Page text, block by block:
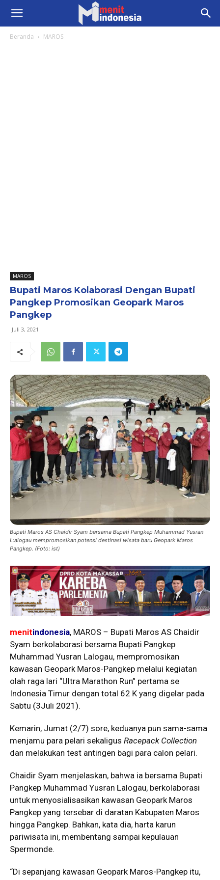
Beranda MAROS
MAROS
Bupati Maros Kolaborasi Dengan Bupati
Pangkep Promosikan Geopark Maros
Pangkep
Juli 3, 2021
Bupati Maros AS Chaidir Syam bersama Bupati Pangkep Muhammad Yusran
L:alogau mempromosikan potensi destinasi wisata baru Geopark Maros
Pangkep. (Foto: ist)
menitindonesia, MAROS – Bupati Maros AS Chaidir
Syam berkolaborasi bersama Bupati Pangkep
Muhammad Yusran Lalogau, mempromosikan
kawasan Geopark Maros-Pangkep melalui kegiatan
olah raga lari “Ultra Marathon Run” pertama se
Indonesia Timur dengan total 62 K yang digelar pada
Sabtu (3Juli 2021).
Kemarin, Jumat (2/7) sore, keduanya pun sama-sama
menjamu para pelari sekaligus Racepack Collection
dan melakukan test antingen bagi para calon pelari.
Chaidir Syam menjelaskan, bahwa ia bersama Bupati
Pangkep Muhammad Yusran Lalogau, berkolaborasi
untuk menyosialisasikan kawasan Geopark Maros
Pangkep yang tersebar di daratan Kabupaten Maros
hingga Pangkep. Bahkan, kata dia, harta karun
pariwisata ini, membentang sampai kepulauan
Spermonde.
“Di sepanjang kawasan Geopark Maros-Pangkep itu,